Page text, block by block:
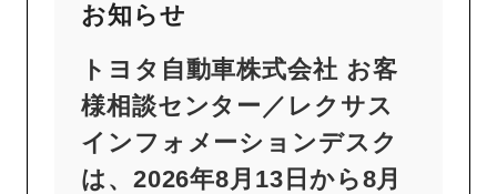
お知らせ
トヨタ自動車株式会社 お客
様相談センター／レクサス
インフォメーションデスク
は、2026年8月13日から8月